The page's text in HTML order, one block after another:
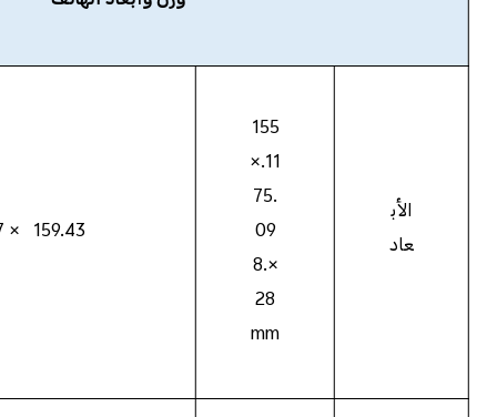
الأب
عاد
155
.11×
75.
09
×8.
28
mm
159.43 × 76.77 × 8.92mm